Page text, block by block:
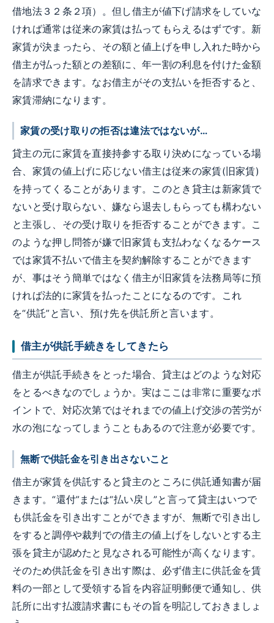
借地法３２条２項）。但し借主が値下げ請求をしていな
ければ通常は従来の家賃は払ってもらえるはずです。新
家賃が決まったら、その額と値上げを申し入れた時から
借主が払った額との差額に、年一割の利息を付けた金額
を請求できます。なお借主がその支払いを拒否すると、
家賃滞納になります。
家賃の受け取りの拒否は違法ではないが…
貸主の元に家賃を直接持参する取り決めになっている場
合、家賃の値上げに応じない借主は従来の家賃(旧家賃)
を持ってくることがあります。このとき貸主は新家賃で
ないと受け取らない、嫌なら退去しもらっても構わない
と主張し、その受け取りを拒否することができます。こ
のような押し問答が嫌で旧家賃も支払わなくなるケース
では家賃不払いで借主を契約解除することができます
が、事はそう簡単ではなく借主が旧家賃を法務局等に預
ければ法的に家賃を払ったことになるのです。これ
を“供託”と言い、預け先を供託所と言います。
借主が供託手続きをしてきたら
借主が供託手続きをとった場合、貸主はどのような対応
をとるべきなのでしょうか。実はここは非常に重要なポ
イントで、対応次第ではそれまでの値上げ交渉の苦労が
水の泡になってしまうこともあるので注意が必要です。
無断で供託金を引き出さないこと
借主が家賃を供託すると貸主のところに供託通知書が届
きます。“還付”または“払い戻し”と言って貸主はいつで
も供託金を引き出すことができますが、無断で引き出し
をすると調停や裁判での借主の値上げをしないとする主
張を貸主が認めたと見なされる可能性が高くなります。
そのため供託金を引き出す際は、必ず借主に供託金を賃
料の一部として受領する旨を内容証明郵便で通知し、供
託所に出す払渡請求書にもその旨を明記しておきましょ